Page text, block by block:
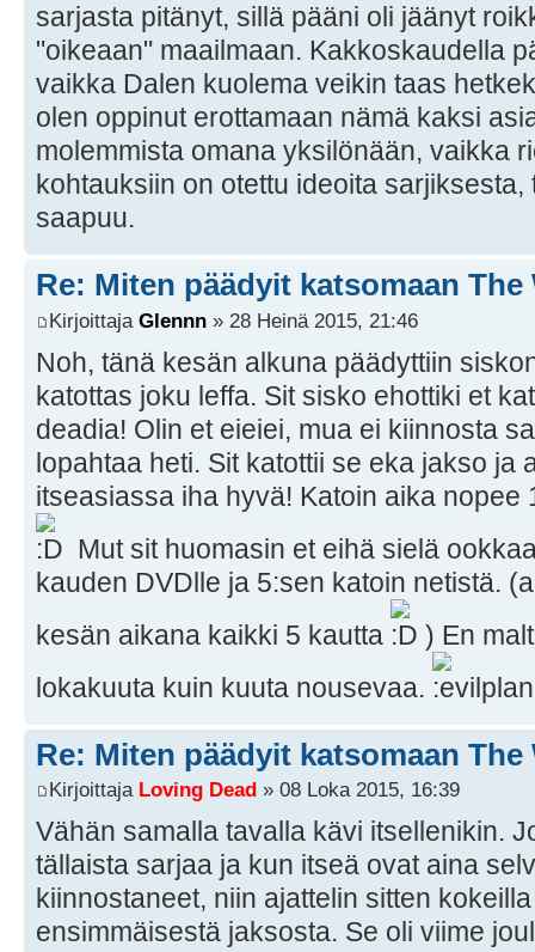
sarjasta pitänyt, sillä pääni oli jäänyt
"oikeaan" maailmaan. Kakkoskaudella
vaikka Dalen kuolema veikin taas
olen oppinut erottamaan nämä kaksi
molemmista omana yksilönään, vaikka
kohtauksiin on otettu ideoita
saapuu.
Re: Miten päädyit katsomaan The
Kirjoittaja Glennn » 28 Heinä 2015, 21:46
Noh, tänä kesän alkuna päädyttiin
katottas joku leffa. Sit sisko ehottiki et
deadia! Olin et eieiei, mua ei kiinnosta
lopahtaa heti. Sit katottii se eka jakso ja
itseasiassa iha hyvä! Katoin aika nopee
Mut sit huomasin et eihä sielä
kauden DVDlle ja 5:sen katoin netistä.
kesän aikana kaikki 5 kautta
) En
lokakuuta kuin kuuta nousevaa.
Re: Miten päädyit katsomaan The
Kirjoittaja Loving Dead » 08 Loka 2015, 16:39
Vähän samalla tavalla kävi itsellenikin.
tällaista sarjaa ja kun itseä ovat aina
kiinnostaneet, niin ajattelin sitten
ensimmäisestä jaksosta. Se oli viime